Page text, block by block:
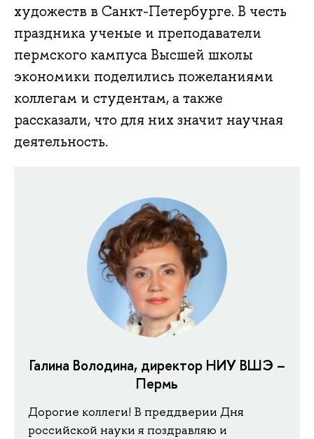
художеств в Санкт-Петербурге. В честь
праздника ученые и преподаватели
пермского кампуса Высшей школы
экономики поделились пожеланиями
коллегам и студентам, а также
рассказали, что для них значит научная
деятельность.
Галина Володина, директор НИУ ВШЭ –
Пермь
Дорогие коллеги! В преддверии Дня
российской науки я поздравляю и